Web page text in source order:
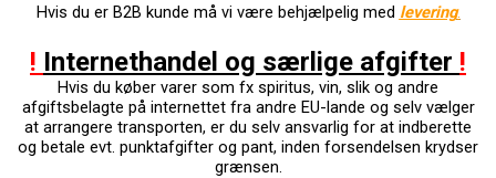
Hvis du er B2B kunde må vi være behjælpelig med levering.
! Internethandel og særlige afgifter !
Hvis du køber varer som fx spiritus, vin, slik og andre
afgiftsbelagte på internettet fra andre EU-lande og selv vælger
at arrangere transporten, er du selv ansvarlig for at indberette
og betale evt. punktafgifter og pant, inden forsendelsen krydser
grænsen.